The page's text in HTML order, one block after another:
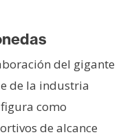
del gigante
de la industria
como
de alcance